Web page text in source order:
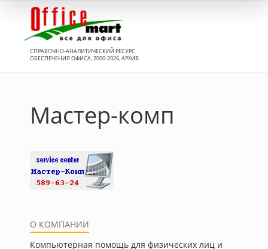
СПРАВОЧНО-АНАЛИТИЧЕСКИЙ РЕСУРС
ОБЕСПЕЧЕНИЯ ОФИСА, 2000-2026, АРХИВ
Мастер-комп
О КОМПАНИИ
Компьютерная помощь для физических лиц и